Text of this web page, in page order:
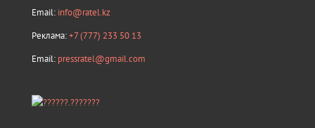
Email: info@ratel.kz
Реклама:+7 (777) 233 50 13
Email: pressratel@gmail.com